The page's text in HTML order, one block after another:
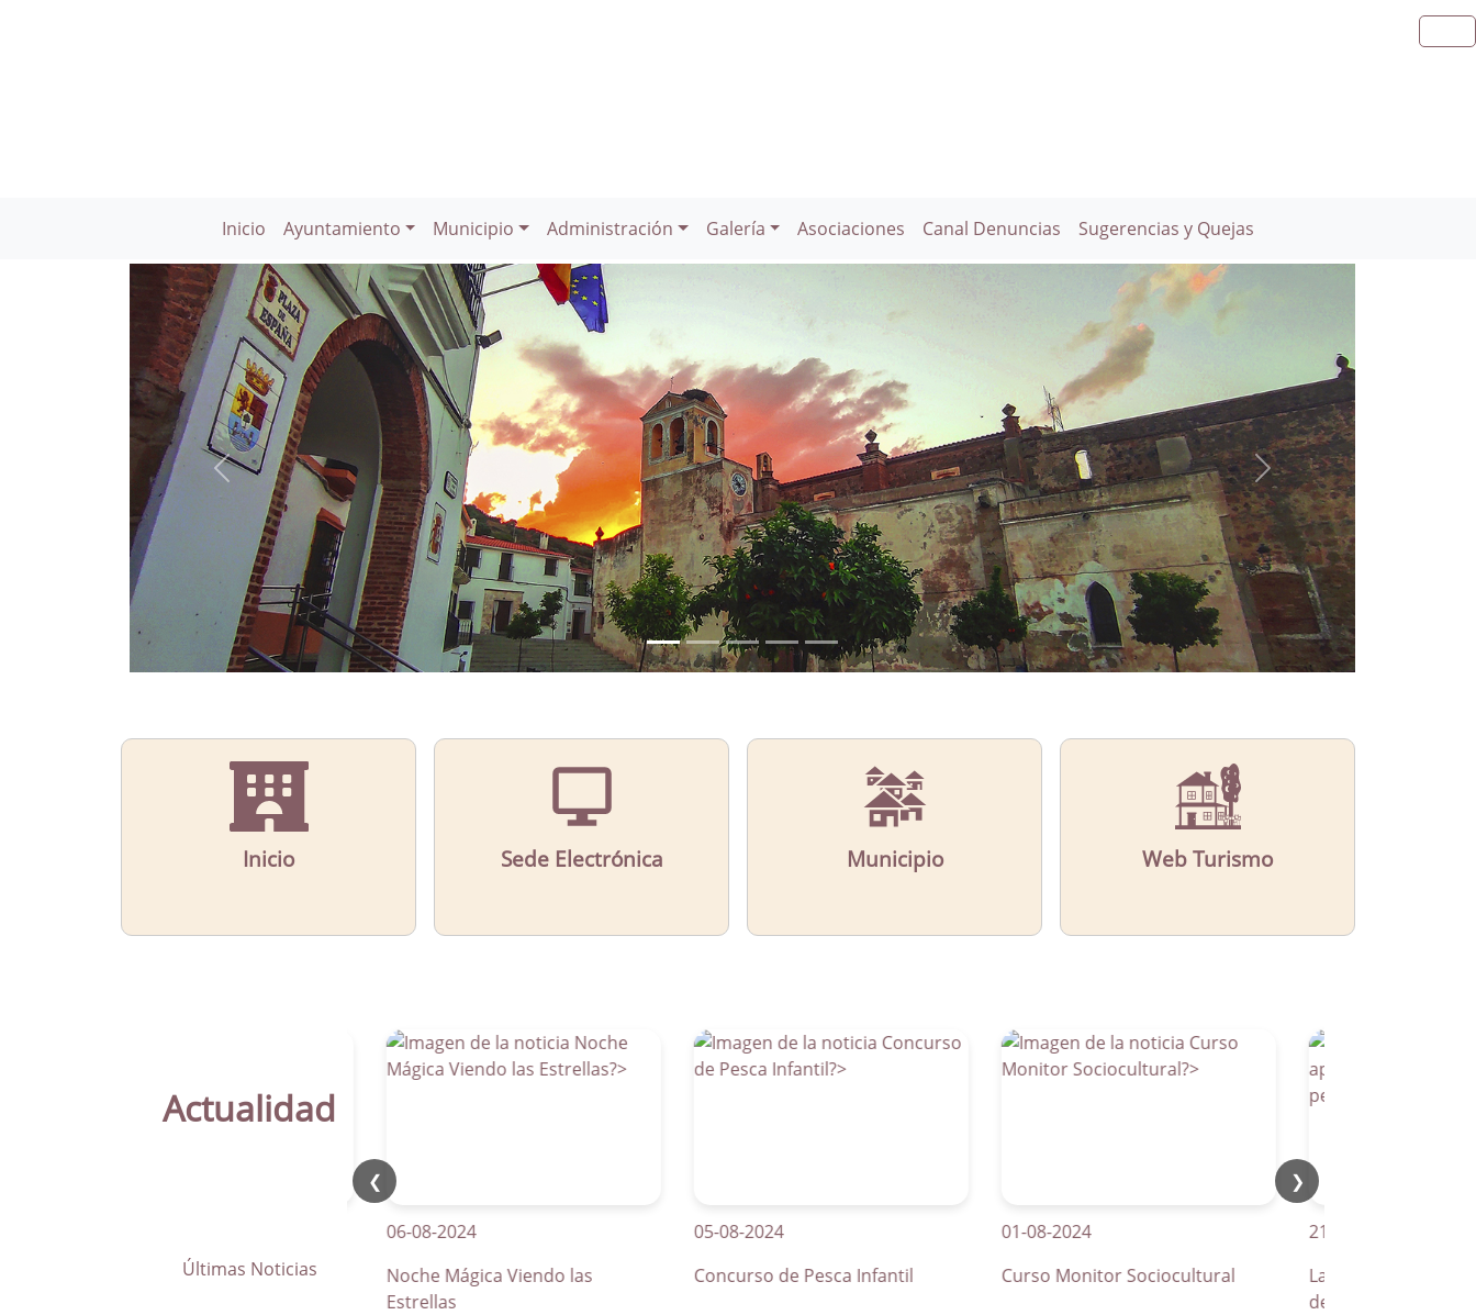
Inicio Ayuntamiento Municipio Administración Galería Asociaciones Canal Denuncias Sugerencias y Quejas
Inicio Sede Electrónica Municipio Web Turismo
Actualidad
Últimas Noticias
❮ ❯
La Parra apuesta por los pasos
06-08-2024
Noche Mágica Viendo las
Estrellas
05-08-2024
Concurso de Pesca Infantil
01-08-2024
Curso Monitor Sociocultural
21-04-2026
La Parra apuesta por los
de peatones inteligentes